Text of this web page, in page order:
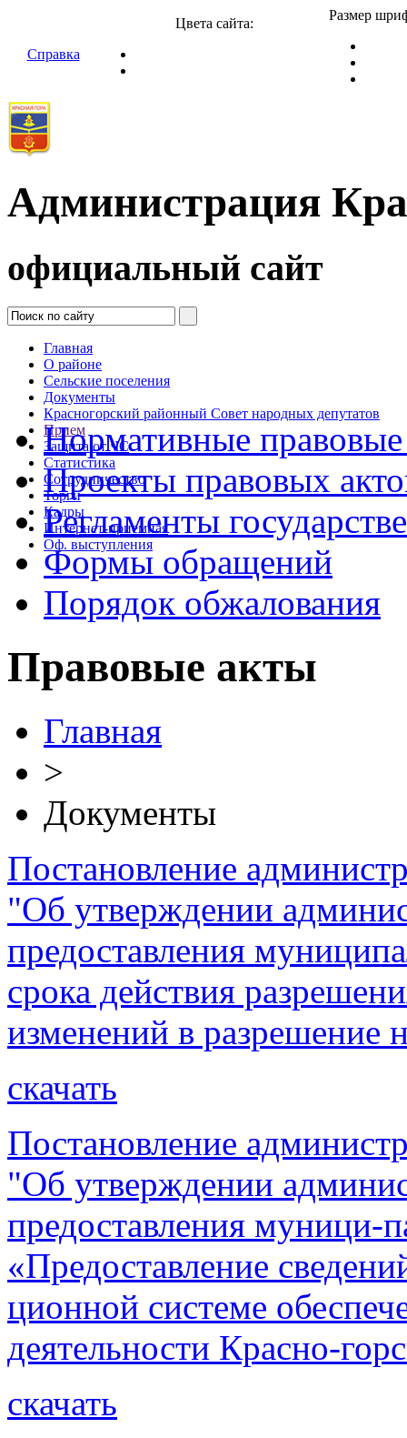
Справка
Цвета сайта:
Размер
Администрация
официальный сайт
Главная
О районе
Сельские поселения
Документы
Красногорский районный Совет народных депутатов
Прием
Защита от ЧС
Статистика
Сотрудничество
Торги
Кадры
Интернет-приемная
Оф. выступления
Нормативные
Проекты правовых
Регламенты
Формы обращений
Порядок обжалования
Правовые акты
Главная
>
Документы
Постановление
"Об утверждении
предоставления
срока действия
изменений в разрешение
скачать
Постановление
"Об утверждении
предоставления муници-
«Предоставление
ционной системе
деятельности Красно-
скачать